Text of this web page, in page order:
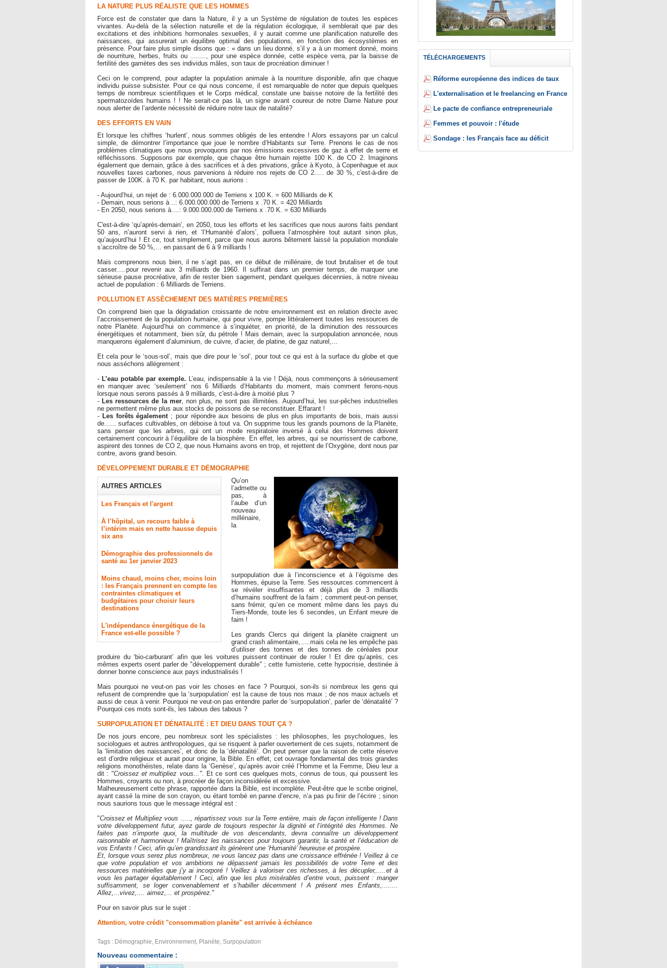
LA NATURE PLUS RÉALISTE QUE LES HOMMES
Force est de constater que dans la Nature, il y a un Système de régulation de toutes les espèces
vivantes. Au-delà de la sélection naturelle et de la régulation écologique, il semblerait que par des
excitations et des inhibitions hormonales sexuelles, il y aurait comme une planification naturelle des
naissances, qui assurerait un équilibre optimal des populations, en fonction des écosystèmes en
présence. Pour faire plus simple disons que : « dans un lieu donné, s’il y a à un moment donné, moins
de nourriture, herbes, fruits ou ........, pour une espèce donnée, cette espèce verra, par la baisse de
fertilité des gamètes des ses individus mâles, son taux de procréation diminuer !
Ceci on le comprend, pour adapter la population animale à la nourriture disponible, afin que chaque
individu puisse subsister. Pour ce qui nous concerne, il est remarquable de noter que depuis quelques
temps de nombreux scientifiques et le Corps médical, constate une baisse notoire de la fertilité des
spermatozoïdes humains ! ! Ne serait-ce pas là, un signe avant coureur de notre Dame Nature pour
nous alerter de l’ardente nécessité de réduire notre taux de natalité?
DES EFFORTS EN VAIN
Et lorsque les chiffres ‘hurlent’, nous sommes obligés de les entendre ! Alors essayons par un calcul
simple, de démontrer l’importance que joue le nombre d’Habitants sur Terre. Prenons le cas de nos
problèmes climatiques que nous provoquons par nos émissions excessives de gaz à effet de serre et
réfléchissons. Supposons par exemple, que chaque être humain rejette 100 K. de CO 2. Imaginons
également que demain, grâce à des sacrifices et à des privations, grâce à Kyoto, à Copenhague et aux
nouvelles taxes carbones, nous parvenions à réduire nos rejets de CO 2..... de 30 %, c'est-à-dire de
passer de 100K. à 70 K. par habitant, nous aurions :
- Aujourd’hui, un rejet de : 6.000.000.000 de Terriens x 100 K. = 600 Milliards de K
- Demain, nous serions à ..: 6.000.000.000 de Terriens x .70 K. = 420 Milliards
- En 2050, nous serions à....: 9.000.000.000 de Terriens x .70 K. = 630 Milliards
C'est-à-dire ‘qu’après-demain’, en 2050, tous les efforts et les sacrifices que nous aurons faits pendant
50 ans, n’auront servi à rien, et ‘l’Humanité d’alors’, polluera l’atmosphère tout autant sinon plus,
qu’aujourd’hui ! Et ce, tout simplement, parce que nous aurons bêtement laissé la population mondiale
s’accroître de 50 %,… en passant de 6 à 9 milliards !
Mais comprenons nous bien, il ne s’agit pas, en ce début de millénaire, de tout brutaliser et de tout
casser.....pour revenir aux 3 milliards de 1960. Il suffirait dans un premier temps, de marquer une
sérieuse pause procréative, afin de rester bien sagement, pendant quelques décennies, à notre niveau
actuel de population : 6 Milliards de Terriens.
POLLUTION ET ASSÈCHEMENT DES MATIÈRES PREMIÈRES
On comprend bien que la dégradation croissante de notre environnement est en relation directe avec
l’accroissement de la population humaine, qui pour vivre, pompe littéralement toutes les ressources de
notre Planète. Aujourd’hui on commence à s’inquiéter, en priorité, de la diminution des ressources
énergétiques et notamment, bien sûr, du pétrole ! Mais demain, avec la surpopulation annoncée, nous
manquerons également d’aluminium, de cuivre, d’acier, de platine, de gaz naturel,…
Et cela pour le ‘sous-sol’, mais que dire pour le ‘sol’, pour tout ce qui est à la surface du globe et que
nous asséchons allégrement :
- L’eau potable par exemple. L’eau, indispensable à la vie ! Déjà, nous commençons à sérieusement
en manquer avec ‘seulement’ nos 6 Milliards d’Habitants du moment, mais comment ferons-nous
lorsque nous serons passés à 9 milliards, c'est-à-dire à moitié plus ?
- Les ressources de la mer, non plus, ne sont pas illimitées. Aujourd’hui, les sur-pêches industrielles
ne permettent même plus aux stocks de poissons de se reconstituer. Effarant !
- Les forêts également ; pour répondre aux besoins de plus en plus importants de bois, mais aussi
de...... surfaces cultivables, on déboise à tout va. On supprime tous les grands poumons de la Planète,
sans penser que les arbres, qui ont un mode respiratoire inversé à celui des Hommes doivent
certainement concourir à l’équilibre de la biosphère. En effet, les arbres, qui se nourrissent de carbone,
aspirent des tonnes de CO 2, que nous Humains avons en trop, et rejettent de l’Oxygène, dont nous par
contre, avons grand besoin.
DÉVELOPPEMENT DURABLE ET DÉMOGRAPHIE
AUTRES ARTICLES
Les Français et l'argent
À l’hôpital, un recours faible à
l’intérim mais en nette hausse depuis
six ans
Démographie des professionnels de
santé au 1er janvier 2023
Moins chaud, moins cher, moins loin
: les Français prennent en compte les
contraintes climatiques et
budgétaires pour choisir leurs
destinations
L'indépendance énergétique de la
France est-elle possible ?
Qu’on
l’admette ou
pas, à
l’aube d’un
nouveau
millénaire,
la
surpopulation due à l’inconscience et à l’égoïsme des
Hommes, épuise la Terre. Ses ressources commencent à
se révéler insuffisantes et déjà plus de 3 milliards
d’humains souffrent de la faim ; comment peut-on penser,
sans frémir, qu’en ce moment même dans les pays du
Tiers-Monde, toute les 6 secondes, un Enfant meure de
faim !
Les grands Clercs qui dirigent la planète craignent un
grand crash alimentaire,.....mais cela ne les empêche pas
d’utiliser des tonnes et des tonnes de céréales pour
produire du ‘bio-carburant’ afin que les voitures puissent continuer de rouler ! Et dire qu’après, ces
mêmes experts osent parler de "développement durable" ; cette fumisterie, cette hypocrisie, destinée à
donner bonne conscience aux pays industrialisés !
Mais pourquoi ne veut-on pas voir les choses en face ? Pourquoi, son-ils si nombreux les gens qui
refusent de comprendre que la ‘surpopulation’ est la cause de tous nos maux ; de nos maux actuels et
aussi de ceux à venir. Pourquoi ne veut-on pas entendre parler de ‘surpopulation’, parler de ‘dénatalité’ ?
Pourquoi ces mots sont-ils, les tabous des tabous ?
SURPOPULATION ET DÉNATALITÉ : ET DIEU DANS TOUT ÇA ?
De nos jours encore, peu nombreux sont les spécialistes : les philosophes, les psychologues, les
sociologues et autres anthropologues, qui se risquent à parler ouvertement de ces sujets, notamment de
la ‘limitation des naissances’, et donc de la ‘dénatalité’. On peut penser que la raison de cette réserve
est d’ordre religieux et aurait pour origine, la Bible. En effet, cet ouvrage fondamental des trois grandes
religions monothéistes, relate dans la ‘Genèse’, qu’après avoir créé l’Homme et la Femme, Dieu leur a
dit : "Croissez et multipliez vous...". Et ce sont ces quelques mots, connus de tous, qui poussent les
Hommes, croyants ou non, à procréer de façon inconsidérée et excessive.
Malheureusement cette phrase, rapportée dans la Bible, est incomplète. Peut-être que le scribe originel,
ayant cassé la mine de son crayon, ou étant tombé en panne d’encre, n’a pas pu finir de l’écrire ; sinon
nous saurions tous que le message intégral est :
"Croissez et Multipliez vous ....., répartissez vous sur la Terre entière, mais de façon intelligente ! Dans
votre développement futur, ayez garde de toujours respecter la dignité et l’intégrité des Hommes. Ne
faites pas n’importe quoi, la multitude de vos descendants, devra connaître un développement
raisonnable et harmonieux ! Maîtrisez les naissances pour toujours garantir, la santé et l’éducation de
vos Enfants ! Ceci, afin qu’en grandissant ils génèrent une ‘Humanité’ heureuse et prospère.
Et, lorsque vous serez plus nombreux, ne vous lancez pas dans une croissance effrénée ! Veillez à ce
que votre population et vos ambitions ne dépassent jamais les possibilités de votre Terre et des
ressources matérielles que j’y ai incorporé ! Veillez à valoriser ces richesses, à les décupler,.....et à
vous les partager équitablement ! Ceci, afin que les plus misérables d’entre vous, puissent : manger
suffisamment, se loger convenablement et s’habiller décemment ! A présent mes Enfants,........
Allez,...vivez,.... aimez,... et prospérez."
Pour en savoir plus sur le sujet :
Attention, votre crédit "consommation planète" est arrivée à échéance
Tags : Démographie, Environnement, Planète, Surpopulation
Nouveau commentaire :
TÉLÉCHARGEMENTS
Réforme européenne des indices de taux
L'externalisation et le freelancing en France
Le pacte de confiance entrepreneuriale
Femmes et pouvoir : l'étude
Sondage : les Français face au déficit